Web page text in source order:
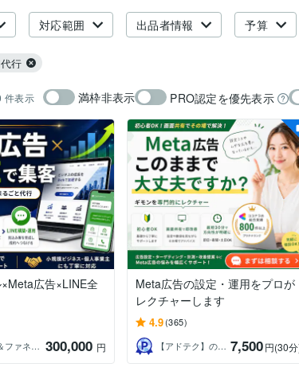
対応範囲 出品者情報 予算
行
件表示 満枠非表示 PRO認定を優先表示
広告×LINE全
ティーチ＆ファネルデザイン
300,000 円
Meta広告の設定・運用をプロが
レクチャーします
4.9(365)
【アドテク】のことならMETA（メタ）
7,500円(30